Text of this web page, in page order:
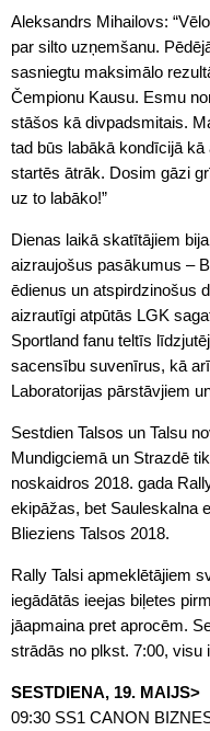
Aleksandrs Mihailovs:
par silto uzņemšanu.
sasniegtu maksimālo
Čempionu Kausu. Esmu
stāšos kā divpadsmitais.
tad būs labākā kondīcijā
startēs ātrāk. Dosim gāzi
uz to labāko!”
Dienas laikā skatītājiem
aizraujošus pasākumus –
ēdienus un atspirdzinošus
aizrautīgi atpūtās LGK
Sportland fanu teltīs
sacensību suvenīrus, kā
Laboratorijas pārstāvjiem
Sestdien Talsos un Talsu
Mundigciemā un Strazdē
noskaidros 2018. gada
ekipāžas, bet Sauleskalna
Blieziens Talsos 2018.
Rally Talsi apmeklētājiem
iegādātās ieejas biļetes
jāapmaina pret aprocēm.
strādās no plkst. 7:00, visu
SESTDIENA, 19. MAIJS>
09:30 SS1 CANON